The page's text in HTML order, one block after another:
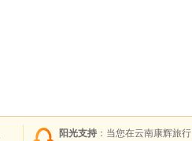
阳光支持 ：当您在云南康辉旅行